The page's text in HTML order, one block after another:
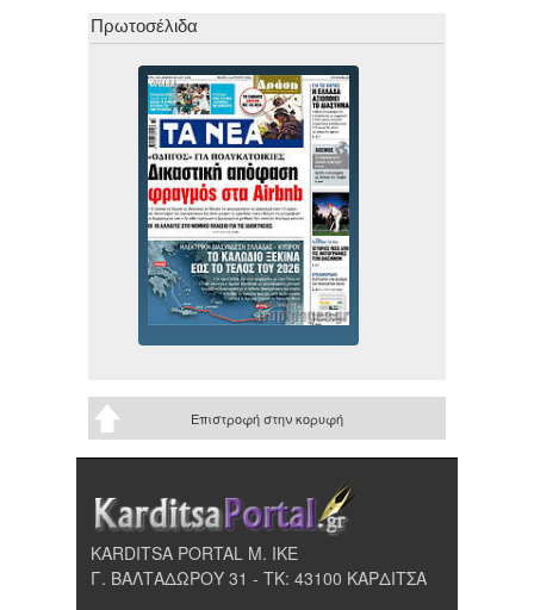
Πρωτοσέλιδα
Επιστροφή στην κορυφή
KARDITSA PORTAL Μ. ΙΚΕ
Γ. ΒΑΛΤΑΔΩΡΟΥ 31 - ΤΚ: 43100 ΚΑΡΔΙΤΣΑ